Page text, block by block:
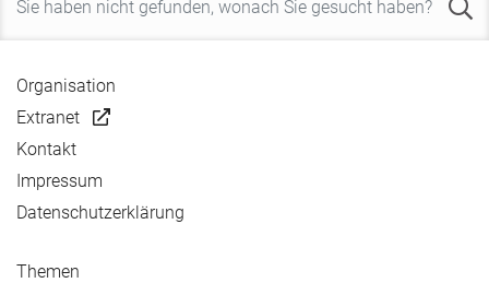
Organisation
Extranet
Kontakt
Impressum
Datenschutzerklärung
Themen